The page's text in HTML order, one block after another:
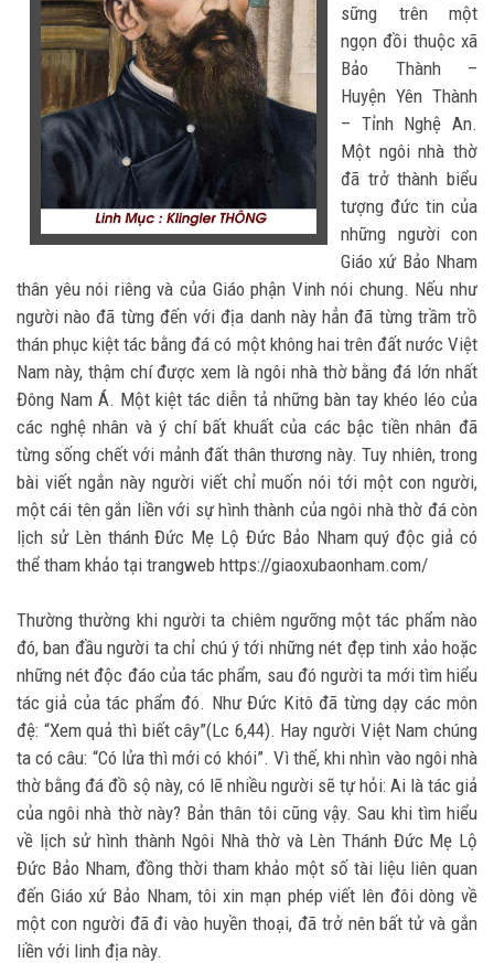
sững trên một
ngọn đồi thuộc xã
Bảo Thành –
Huyện Yên Thành
– Tỉnh Nghệ An.
Một ngôi nhà thờ
đã trở thành biểu
tượng đức tin của
những người con
Giáo xứ Bảo Nham
thân yêu nói riêng và của Giáo phận Vinh nói chung. Nếu như
người nào đã từng đến với địa danh này hẳn đã từng trầm trồ
thán phục kiệt tác bằng đá có một không hai trên đất nước Việt
Nam này, thậm chí được xem là ngôi nhà thờ bằng đá lớn nhất
Đông Nam Á. Một kiệt tác diễn tả những bàn tay khéo léo của
các nghệ nhân và ý chí bất khuất của các bậc tiền nhân đã
từng sống chết với mảnh đất thân thương này. Tuy nhiên, trong
bài viết ngắn này người viết chỉ muốn nói tới một con người,
một cái tên gắn liền với sự hình thành của ngôi nhà thờ đá còn
lịch sử Lèn thánh Đức Mẹ Lộ Đức Bảo Nham quý độc giả có
thể tham khảo tại trangweb https://giaoxubaonham.com/
Thường thường khi người ta chiêm ngưỡng một tác phẩm nào
đó, ban đầu người ta chỉ chú ý tới những nét đẹp tinh xảo hoặc
những nét độc đáo của tác phẩm, sau đó người ta mới tìm hiểu
tác giả của tác phẩm đó. Như Đức Kitô đã từng dạy các môn
đệ: “Xem quả thì biết cây”(Lc 6,44). Hay người Việt Nam chúng
ta có câu: “Có lửa thì mới có khói”. Vì thế, khi nhìn vào ngôi nhà
thờ bằng đá đồ sộ này, có lẽ nhiều người sẽ tự hỏi: Ai là tác giả
của ngôi nhà thờ này? Bản thân tôi cũng vậy. Sau khi tìm hiểu
về lịch sử hình thành Ngôi Nhà thờ và Lèn Thánh Đức Mẹ Lộ
Đức Bảo Nham, đồng thời tham khảo một số tài liệu liên quan
đến Giáo xứ Bảo Nham, tôi xin mạn phép viết lên đôi dòng về
một con người đã đi vào huyền thoại, đã trở nên bất tử và gắn
liền với linh địa này.